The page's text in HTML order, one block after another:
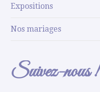
Expositions
Nos mariages
Suivez-nous !